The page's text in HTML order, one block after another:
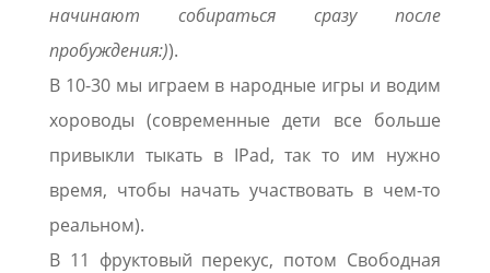
начинают собираться сразу после
пробуждения:)).
В 10-30 мы играем в народные игры и водим
хороводы (современные дети все больше
привыкли тыкать в IPad, так то им нужно
время, чтобы начать участвовать в чем-то
реальном).
В 11 фруктовый перекус, потом Свободная